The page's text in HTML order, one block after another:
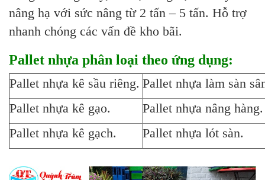
nâng hạ với sức nâng từ 2 tấn – 5 tấn. Hỗ trợ
nhanh chóng các vấn đề kho bãi.
Pallet nhựa phân loại theo ứng dụng:
Pallet nhựa kê sầu riêng. Pallet nhựa làm sàn
Pallet nhựa kê gạo.
Pallet nhựa nâng hàng.
Pallet nhựa kê gạch.
Pallet nhựa lót sàn.